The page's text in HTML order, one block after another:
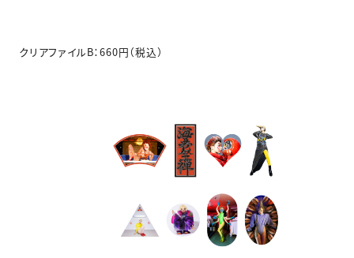
クリアファイルB：660円（税込）